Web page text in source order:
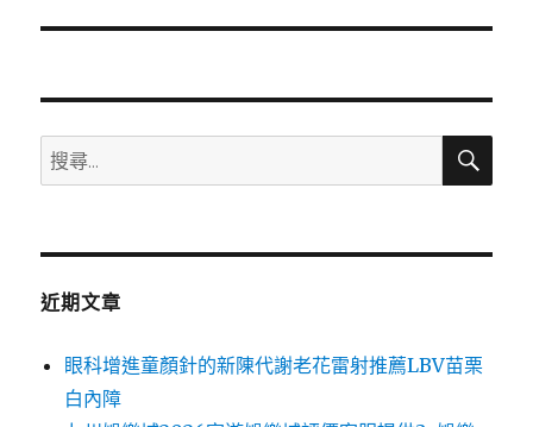
文
搜
尋
鍵
搜
近期文章
眼科增進童顏針的新陳代謝老花雷射推薦LBV苗栗
白內障